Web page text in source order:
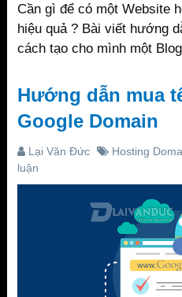
Cần gì để có một Website
hiệu quả ? Bài viết hướng
cách tạo cho mình một
Hướng dẫn mua
Google Domain
Lại Văn Đức Hosting
luận